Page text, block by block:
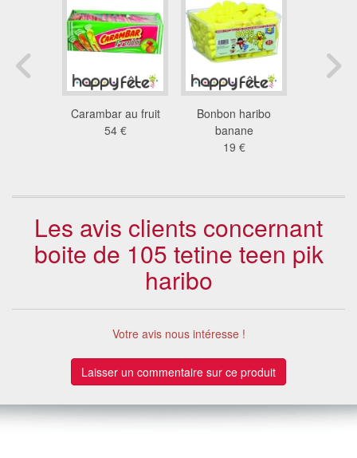
Carambar au fruit
54 €
Bonbon haribo
banane
19 €
Les avis clients concernant
boite de 105 tetine teen pik
haribo
Votre avis nous intéresse !
Laisser un commentaire sur ce produit